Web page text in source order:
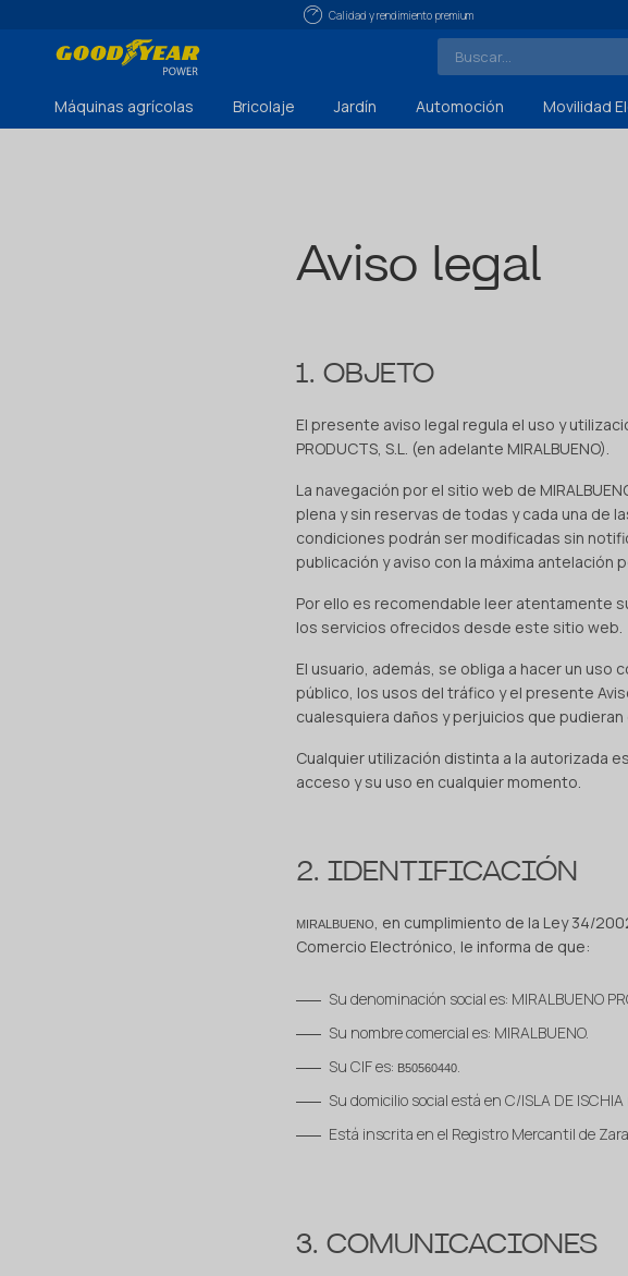
Calidad y rendimiento premium
Máquinas agrícolas Bricolaje Jardín Automoción Movilidad
Aviso legal
1. OBJETO
El presente aviso legal regula el uso y
PRODUCTS, S.L. (en adelante MIRALBUENO).
La navegación por el sitio web de
plena y sin reservas de todas y cada una de
condiciones podrán ser modificadas sin
publicación y aviso con la máxima antelación
Por ello es recomendable leer atentamente
los servicios ofrecidos desde este sitio web.
El usuario, además, se obliga a hacer un
público, los usos del tráfico y el presente
cualesquiera daños y perjuicios que
Cualquier utilización distinta a la autorizada
acceso y su uso en cualquier momento.
2. IDENTIFICACIÓN
MIRALBUENO, en cumplimiento de la Ley 34/
Comercio Electrónico, le informa de que:
Su denominación social es: MIRALBUENO
Su nombre comercial es: MIRALBUENO.
Su CIF es: B50560440.
Su domicilio social está en C/ISLA DE
Está inscrita en el Registro Mercantil de
3. COMUNICACIONES